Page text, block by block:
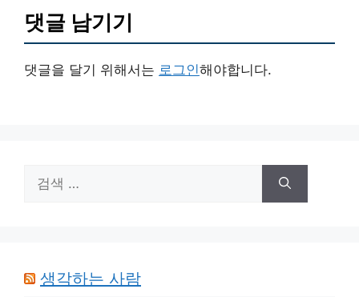
댓글 남기기
댓글을 달기 위해서는 로그인해야합니다.
색:
생각하는 사람